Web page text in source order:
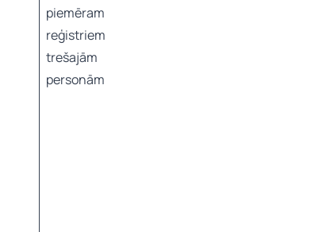
piemēram,
reģistriem vai
trešajām
personām.